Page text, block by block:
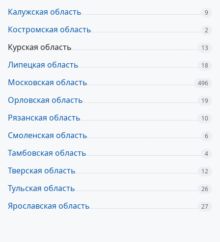
Калужская область 9
Костромская область 2
Курская область 13
Липецкая область 18
Московская область 496
Орловская область 19
Рязанская область 10
Смоленская область 6
Тамбовская область 4
Тверская область 12
Тульская область 26
Ярославская область 27